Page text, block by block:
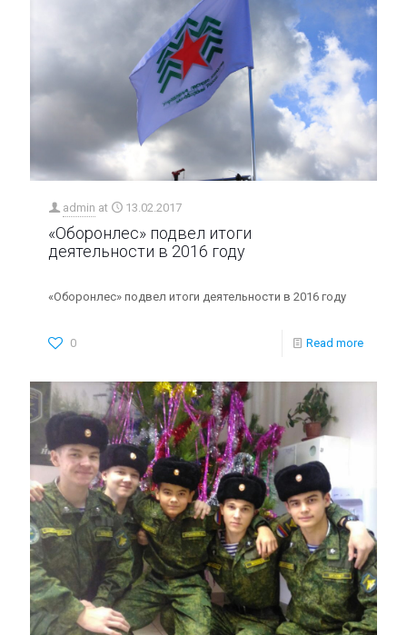
admin at 13.02.2017
«Оборонлес» подвел итоги
деятельности в 2016 году
«Оборонлес» подвел итоги деятельности в 2016 году
0 Read more